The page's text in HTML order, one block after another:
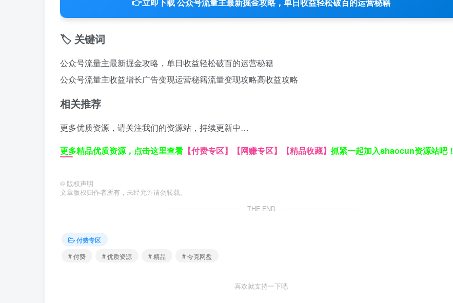
👉立即下载 公众号流量主最新掘金攻略，单日收益轻松破百的运营秘籍
🏷️ 关键词
公众号流量主最新掘金攻略，单日收益轻松破百的运营秘籍
公众号流量主收益增长广告变现运营秘籍流量变现攻略高收益攻略
相关推荐
更多优质资源，请关注我们的资源站，持续更新中…
更多精品优质资源，点击这里查看 【付费专区】 【网赚专区】 【精品收藏】 抓紧一起加入shaocun资源站吧！
© 版权声明
文章版权归作者所有，未经允许请勿转载。
THE END
付费专区
# 付费
# 优质资源 # 精品 # 夸克网盘
喜欢就支持一下吧